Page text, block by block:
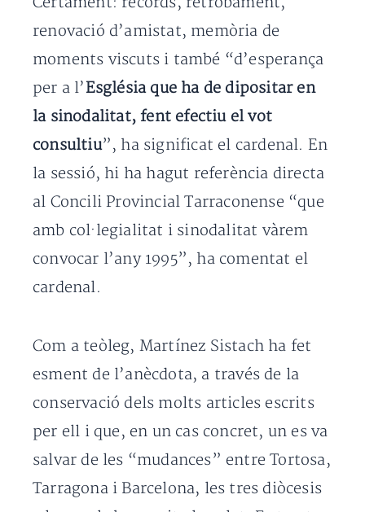
renovació d’amistat, memòria de
moments viscuts i també “d’esperança
per a l’Església que ha de dipositar en
la sinodalitat, fent efectiu el vot
consultiu”, ha significat el cardenal. En
la sessió, hi ha hagut referència directa
al Concili Provincial Tarraconense “que
amb col·legialitat i sinodalitat vàrem
convocar l’any 1995”, ha comentat el
cardenal.
Com a teòleg, Martínez Sistach ha fet
esment de l’anècdota, a través de la
conservació dels molts articles escrits
per ell i que, en un cas concret, un es va
salvar de les “mudances” entre Tortosa,
Tarragona i Barcelona, les tres diòcesis